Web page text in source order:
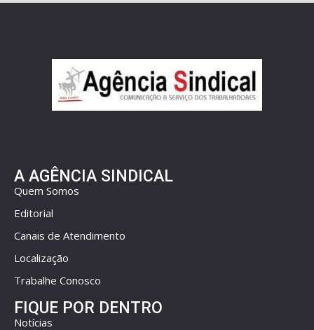
A AGÊNCIA SINDICAL
Quem Somos
Editorial
Canais de Atendimento
Localização
Trabalhe Conosco
FIQUE POR DENTRO
Notícias